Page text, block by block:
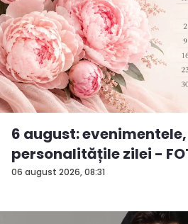
06 august 2026, 08:31
6 august:
personalitățile zilei -